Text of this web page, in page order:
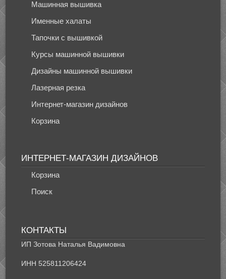
Машинная вышивка
Именные халаты
Тапочки с вышивкой
Курсы машинной вышивки
Дизайны машинной вышивки
Лазерная резка
Интернет-магазин дизайнов
Корзина
ИНТЕРНЕТ-МАГАЗИН ДИЗАЙНОВ
Корзина
Поиск
КОНТАКТЫ
ИП Зотова Наталья Вадимовна
ИНН 525811206424